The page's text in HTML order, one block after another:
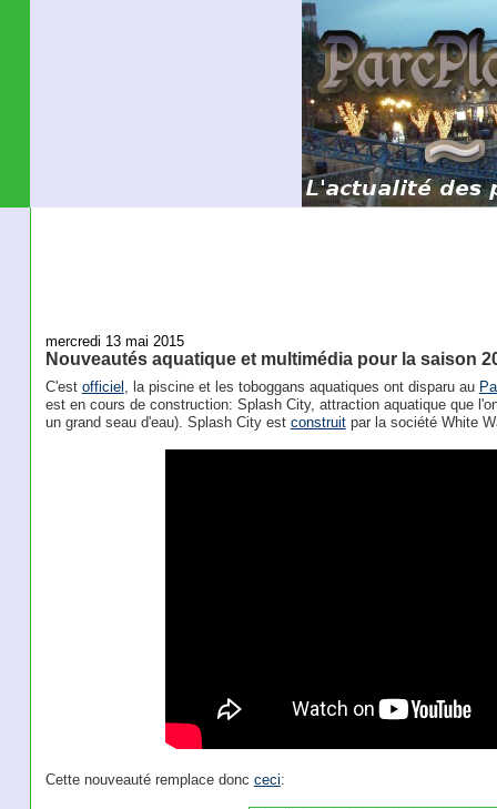
mercredi 13 mai 2015
Nouveautés aquatique et multimédia pour la saison
C'est officiel , la piscine et les toboggans aquatiques ont disparu au
est en cours de construction: Splash City, attraction aquatique que
un grand seau d'eau). Splash City est construitpar la société White
Cette nouveauté remplace donc ceci: